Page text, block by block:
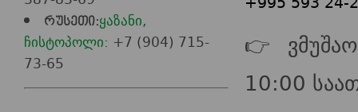
რუსეთი:ყაზანი,
ჩისტოპოლი: +7 (904) 715-
73-65
👉
10:00